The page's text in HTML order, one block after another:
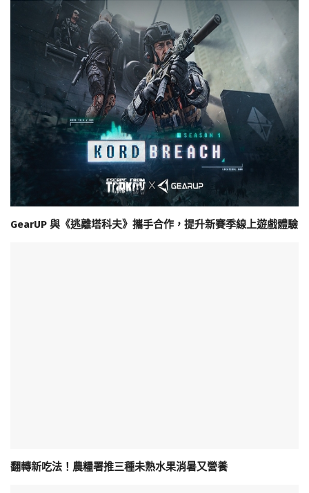
GearUP 與《逃離塔科夫》攜手合作，提升新賽季線上遊戲體驗
翻轉新吃法！農糧署推三種未熟水果消暑又營養